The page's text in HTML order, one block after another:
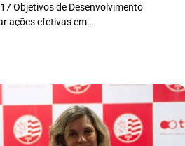
Objetivos de Desenvolvimento
ações efetivas em…